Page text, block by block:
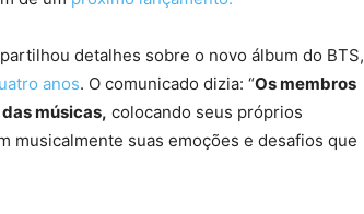
detalhes sobre o novo álbum do BTS,
anos. O comunicado dizia: “Os membros
músicas, colocando seus próprios
musicalmente suas emoções e desafios que